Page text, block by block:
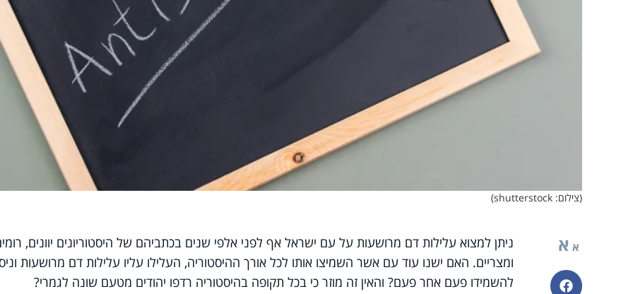
(צילום: shutterstock)
א א
פייסבוק
ניתן למצוא עלילות דם מרושעות על עם ישראל אף לפני אלפי שנים בכתביהם של היסטוריונים יוונים,
ומצריים. האם ישנו עוד עם אשר השמיצו אותו לכל אורך ההיסטוריה, העלילו עליו עלילות דם מרושעות
להשמידו פעם אחר פעם? והאין זה מוזר כי בכל תקופה בהיסטוריה רדפו יהודים מטעם שונה לגמרי?